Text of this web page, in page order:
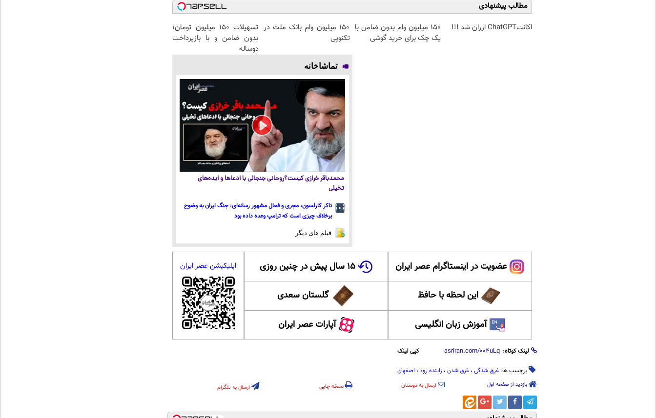
مطالب پیشنهادی
اکانتChatGPT ارزان شد !!!
150 میلیون وام بدون ضامن با
یک چک برای خرید گوشی
150 میلیون وام بانک ملت در
تکنوپی
تسهیلات ۱۵۰ میلیون تومان؛
بدون ضامن و با بازپرداخت
دوساله
تماشاخانه
محمدباقر خرازی کیست؟روحانی جنجالی با ادعاها و ایده‌های
تخیلی
تاکر کارلسون، مجری و فعال مشهور رسانه‌ای: جنگ ایران به وضوح
برخلاف چیزی است که ترامپ وعده داده بود
فیلم های دیگر
عضویت در اینستاگرام عصر ایران ۱۵ سال پیش در چنین روزی
این لحظه با حافظ گلستان سعدی
آموزش زبان انگلیسی آپارات عصر ایران
اپلیکیشن عصر ایران
لینک کوتاه: کپی لینک
برچسب ها: غرق شدگی ، غرق شدن ، زاینده رود ، اصفهان
بازدید از صفحه اول ارسال به دوستان نسخه چاپی ارسال به تلگرام